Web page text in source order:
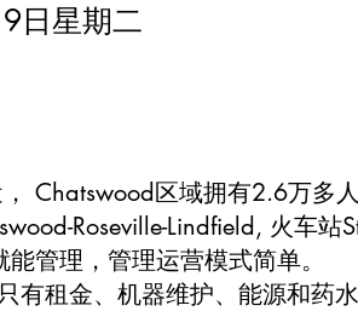
日星期二
Chatswood区域拥有2.6万多
Roseville-Lindfield, 火车
管理，管理运营模式简单。
有租金、机器维护、能源和药水